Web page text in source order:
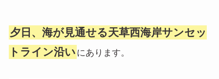
夕日、海が見通せる天草西海岸サンセッ
トライン沿い にあります。